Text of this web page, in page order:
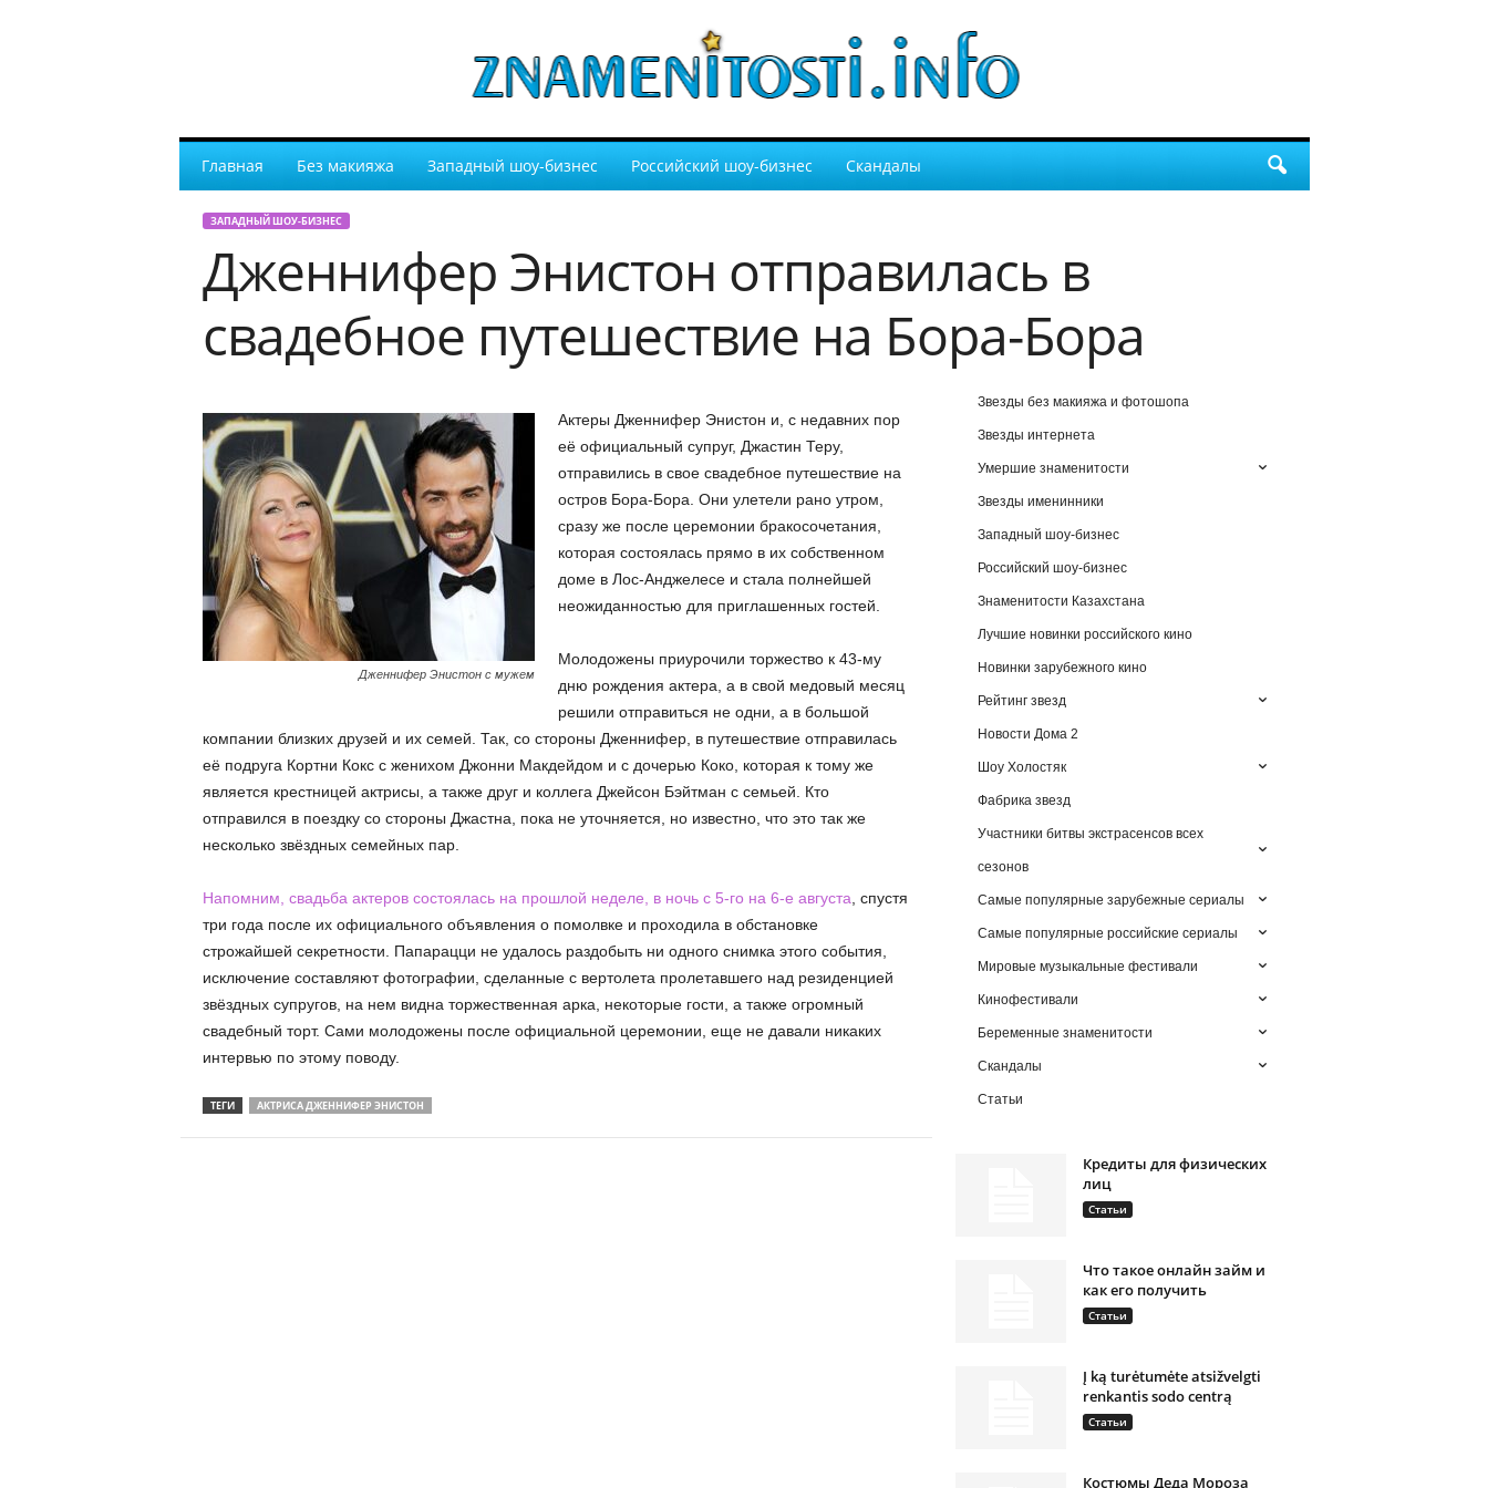
Главная Без макияжа Западный шоу-бизнес Российский шоу-бизнес Скандалы
ЗАПАДНЫЙ ШОУ-БИЗНЕС
Дженнифер Энистон отправилась в
свадебное путешествие на Бора-Бора
Дженнифер Энистон с мужем
Актеры Дженнифер Энистон и, с недавних пор
её официальный супруг, Джастин Теру,
отправились в свое свадебное путешествие на
остров Бора-Бора. Они улетели рано утром,
сразу же после церемонии бракосочетания,
которая состоялась прямо в их собственном
доме в Лос-Анджелесе и стала полнейшей
неожиданностью для приглашенных гостей.
Молодожены приурочили торжество к 43-му
дню рождения актера, а в свой медовый месяц
решили отправиться не одни, а в большой
компании близких друзей и их семей. Так, со стороны Дженнифер, в путешествие отправилась
её подруга Кортни Кокс с женихом Джонни Макдейдом и с дочерью Коко, которая к тому же
является крестницей актрисы, а также друг и коллега Джейсон Бэйтман с семьей. Кто
отправился в поездку со стороны Джастна, пока не уточняется, но известно, что это так же
несколько звёздных семейных пар.
Напомним, свадьба актеров состоялась на прошлой неделе, в ночь с 5-го на 6-е августа , спустя
три года после их официального объявления о помолвке и проходила в обстановке
строжайшей секретности. Папарацци не удалось раздобыть ни одного снимка этого события,
исключение составляют фотографии, сделанные с вертолета пролетавшего над резиденцией
звёздных супругов, на нем видна торжественная арка, некоторые гости, а также огромный
свадебный торт. Сами молодожены после официальной церемонии, еще не давали никаких
интервью по этому поводу.
ТЕГИ АКТРИСА ДЖЕННИФЕР ЭНИСТОН
Звезды без макияжа и фотошопа
Звезды интернета
Умершие знаменитости
Звезды именинники
Западный шоу-бизнес
Российский шоу-бизнес
Знаменитости Казахстана
Лучшие новинки российского кино
Новинки зарубежного кино
Рейтинг звезд
Новости Дома 2
Шоу Холостяк
Фабрика звезд
Участники битвы экстрасенсов всех
сезонов
Самые популярные зарубежные сериалы
Самые популярные российские сериалы
Мировые музыкальные фестивали
Кинофестивали
Беременные знаменитости
Скандалы
Статьи
Кредиты для физических
лиц
Статьи
Что такое онлайн займ и
как его получить
Статьи
Į ką turėtumėte atsižvelgti
renkantis sodo centrą
Статьи
Костюмы Деда Мороза